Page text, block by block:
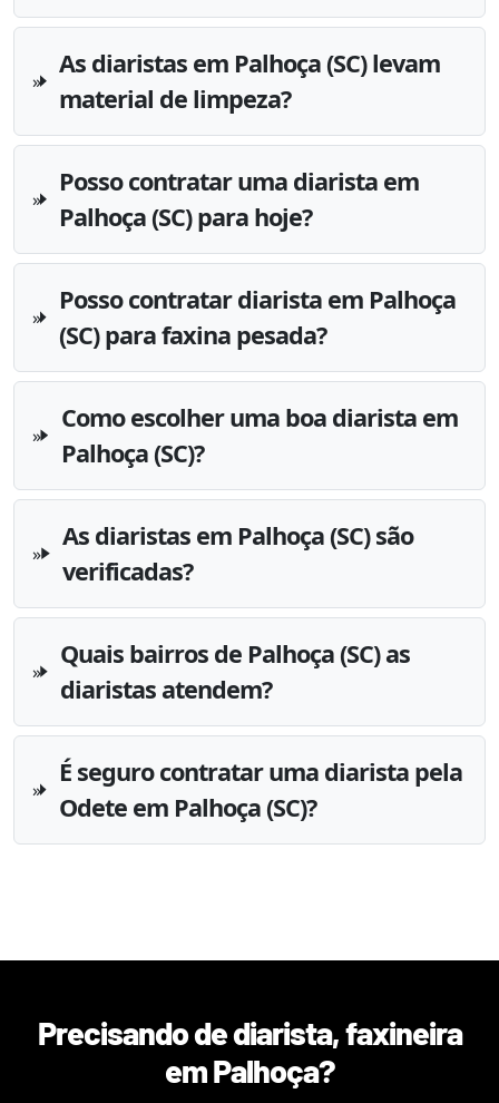
As diaristas em Palhoça (SC) levam
material de limpeza?
Posso contratar uma diarista em
Palhoça (SC) para hoje?
Posso contratar diarista em Palhoça
(SC) para faxina pesada?
Como escolher uma boa diarista em
Palhoça (SC)?
As diaristas em Palhoça (SC) são
verificadas?
Quais bairros de Palhoça (SC) as
diaristas atendem?
É seguro contratar uma diarista pela
Odete em Palhoça (SC)?
Precisando de diarista, faxineira
emPalhoça?